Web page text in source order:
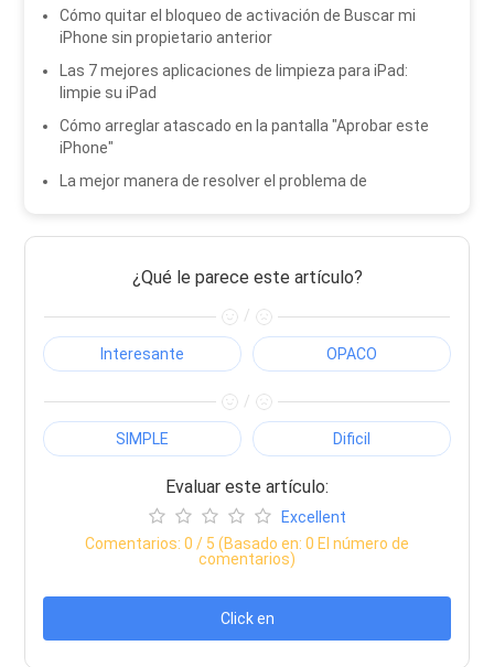
Cómo quitar el bloqueo de activación de Buscar mi
iPhone sin propietario anterior
Las 7 mejores aplicaciones de limpieza para iPad:
limpie su iPad
Cómo arreglar atascado en la pantalla "Aprobar este
iPhone"
La mejor manera de resolver el problema de
¿Qué le parece este artículo?
/
Interesante OPACO
/
SIMPLE Dificil
Evaluar este artículo:
Excellent
Comentarios: 0 / 5 (Basado en: 0 El número de
comentarios)
Click en